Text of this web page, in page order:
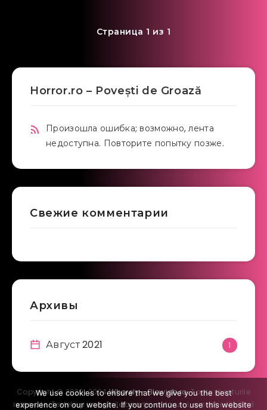
Страница 1 из 1
Horror.ro – Povești de Groază
Произошла ошибка; возможно, лента
недоступна. Повторите попытку позже.
Свежие комментарии
Архивы
Август 2021 1
Copyright © 2020-2024Whorely - Blowjob.ro. Toate drepturile
rezervate. Textele şi imaginile aparţin autorului, excepţie făcând
We use cookies to ensure that we give you the best
experience on our website. If you continue to use this website